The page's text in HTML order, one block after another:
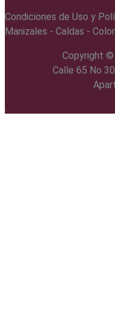
Condiciones de Uso y
Manizales - Caldas -
Copyright ©️
Calle 65 No
.